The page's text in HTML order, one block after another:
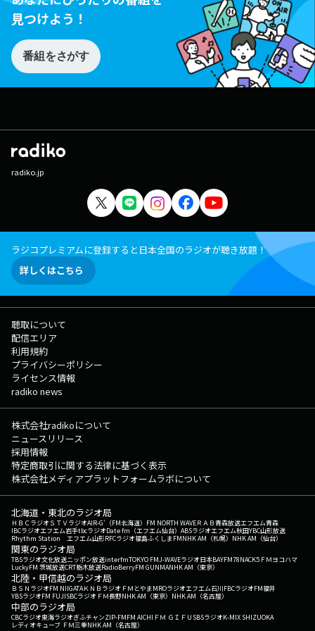
見つけよう！
番組をさがす
radiko.jp
ラジコプレミアムに登録すると日本全国のラジオが聴き放題！
詳しくはこちら
聴取について
配信エリア
利用規約
プライバシーポリシー
ライセンス情報
radiko news
株式会社radikoについて
ニュースリリース
採用情報
特定商取引に関する法律に基づく表示
株式会社メディアプラットフォームラボについて
北海道・東北のラジオ局
ＨＢＣラジオＳＴＶラジオAIR-G'（FM北海道） FM NORTH WAVEＲＡＢ青森放送エフエム青森
IBCラジオエフエム岩手tbcラジオDate fm（エフエム仙台） ABSラジオエフエム秋田YBC山形放送
Rhythm Station エフエム山形RFCラジオ福島ふくしまFMNHK AM（札幌） NHK AM（仙台）
関東のラジオ局
TBSラジオ文化放送ニッポン放送interfmTOKYO FMJ-WAVEラジオ日本BAYFM78NACK5 ＦＭヨコハマ
LuckyFM 茨城放送CRT栃木放送RadioBerryFM GUNMANHK AM（東京）
北陸・甲信越のラジオ局
ＢＳＮラジオFM NIIGATAＫＮＢラジオ ＦＭとやまMROラジオエフエム石川FBCラジオFM福井
YBSラジオFM FUJISBCラジオ ＦＭ長野NHK AM（東京） NHK AM（名古屋）
中部のラジオ局
CBCラジオ東海ラジオぎふチャンZIP-FMFM AICHI ＦＭ ＧＩＦＵ SBSラジオK-MIX SHIZUOKA
レディオキューブ ＦＭ三重NHK AM（名古屋）